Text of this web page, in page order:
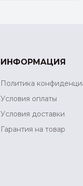
ИНФОРМАЦИЯ
Политика
Условия оплаты
Условия доставки
Гарантия на товар